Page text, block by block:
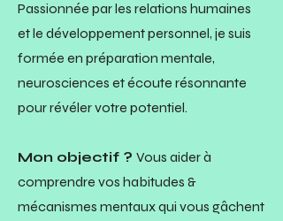
Passionnée par les relations humaines
et le développement personnel, je suis
formée en préparation mentale,
neurosciences et écoute résonnante
pour révéler votre potentiel.
Mon objectif ? Vous aider à
comprendre vos habitudes &
mécanismes mentaux qui vous gâchent